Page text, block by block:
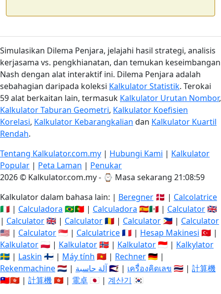
Simulasikan Dilema Penjara, jelajahi hasil strategi, analisis
kerjasama vs. pengkhianatan, dan temukan keseimbangan
Nash dengan alat interaktif ini. Dilema Penjara adalah
sebahagian daripada koleksi Kalkulator Statistik. Terokai
59 alat berkaitan lain, termasuk Kalkulator Urutan Nombor,
Kalkulator Taburan Geometri, Kalkulator Koefisien
Korelasi, Kalkulator Kebarangkalian dan Kalkulator Kuartil
Rendah.
Tentang Kalkulator.com.my | Hubungi Kami | Kalkulator
Popular | Peta Laman | Penukar
2026 © Kalkulator.com.my - ⌚ Masa sekarang 21:08:59
Kalkulator dalam bahasa lain: | Beregner 🇩🇰 | Calcolatrice
🇮🇹 | Calculadora 🇧🇷🇵🇹 | Calculadora 🇪🇸🇲🇽 | Calculator🇬🇧
| Calculator🇬🇧 | Calculator🇷🇴 | Calculator 🇵🇭 | Calculator
🇺🇸 | Calculator🇸🇬 | Calculatrice🇫🇷 | Hesap Makinesi 🇹🇷 |
Kalkulator🇵🇱 | Kalkulator🇳🇴 | Kalkulator🇮🇩 | Kalkylator
🇸🇪 | Laskin 🇫🇮 | Máy tính 🇻🇳 | Rechner🇩🇪 |
Rekenmachine🇳🇱 | آلة حاسبة🇸🇦 | เครื่องคิดเลข 🇹🇭 | 計算機
🇹🇼🇭🇰 | 計算機🇭🇰 | 電卓 🇯🇵 | 계산기 🇰🇷